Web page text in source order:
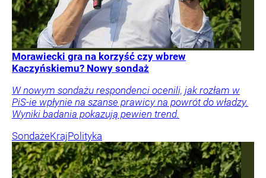
Morawiecki gra na korzyść czy wbrew
Kaczyńskiemu? Nowy sondaż
W nowym sondażu respondenci ocenili, jak rozłam w
PiS-ie wpłynie na szanse prawicy na powrót do władzy.
Wyniki badania pokazują pewien trend.
SondażeKrajPolityka